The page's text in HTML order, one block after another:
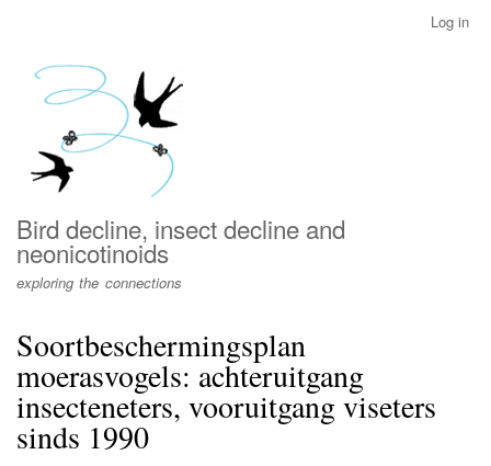
menu
Log in
Bird decline, insect decline and
neonicotinoids
exploring the connections
Soortbeschermingsplan
moerasvogels: achteruitgang
insecteneters, vooruitgang viseters
sinds 1990